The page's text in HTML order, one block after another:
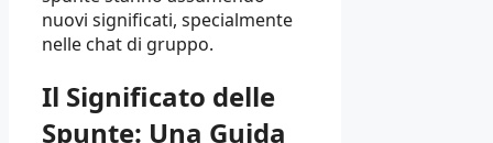
nuovi significati, specialmente
nelle chat di gruppo.
Il Significato delle
Spunte: Una Guida